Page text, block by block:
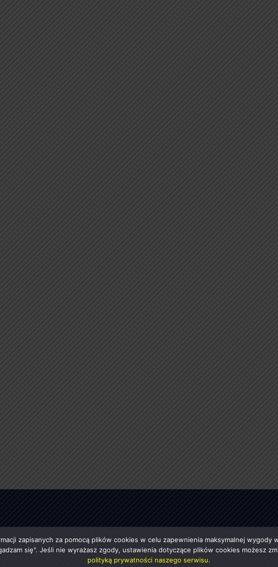
zapisanych za pomocą plików cookies w celu zapewnienia maksymalnej
się". Jeśli nie wyrażasz zgody, ustawienia dotyczące plików cookies możesz
polityką prywatności naszego serwisu.